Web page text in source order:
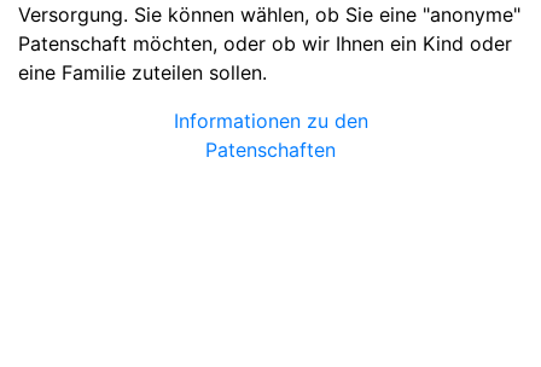
Versorgung. Sie können wählen, ob Sie eine "anonyme"
Patenschaft möchten, oder ob wir Ihnen ein Kind oder
eine Familie zuteilen sollen.
Informationen zu den
Patenschaften